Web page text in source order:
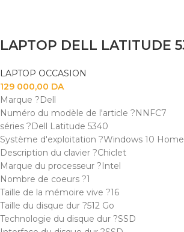
LAPTOP OCCASION
129 000,00 DA
Marque ?Dell
Numéro du modèle de l'article ?NNFC7
séries ?Dell Latitude 5340
Système d'exploitation ?Windows 10 Home
Description du clavier ?Chiclet
Marque du processeur ?Intel
Nombre de coeurs ?1
Taille de la mémoire vive ?16
Taille du disque dur ?512 Go
Technologie du disque dur ?SSD